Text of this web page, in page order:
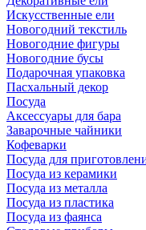
Искусственные ели
Новогодний текстиль
Новогодние фигуры
Новогодние бусы
Подарочная упаковка
Пасхальный декор
Посуда
Аксессуары для бара
Заварочные чайники
Кофеварки
Посуда для
Посуда из керамики
Посуда из металла
Посуда из пластика
Посуда из фаянса